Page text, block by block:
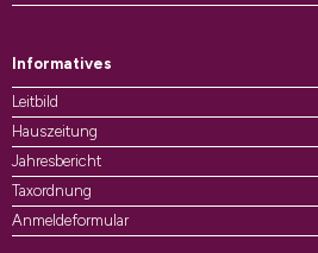
Informatives
Leitbild
Hauszeitung
Jahresbericht
Taxordnung
Anmeldeformular